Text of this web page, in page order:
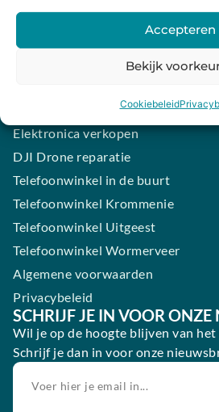
Accepteren
Bekijk
Cookiebeleid
Contact
Samsung smartphone laten maken
Elektronica verkopen
DJI Drone reparatie
Telefoonwinkel in de buurt
Telefoonwinkel Krommenie
Telefoonwinkel Uitgeest
Telefoonwinkel Wormerveer
Algemene voorwaarden
Privacybeleid
SCHRIJF JE IN VOOR ONZE
Wil je op de hoogte blijven van het
Schrijf je dan in voor onze